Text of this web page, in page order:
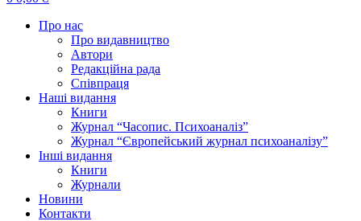
Про нас
Про видавництво
Автори
Редакційна рада
Співпраця
Наші видання
Книги
Журнал “Часопис. Психоаналіз”
Журнал “Європейський журнал психоаналізу”
Інші видання
Книги
Журнали
Новини
Контакти